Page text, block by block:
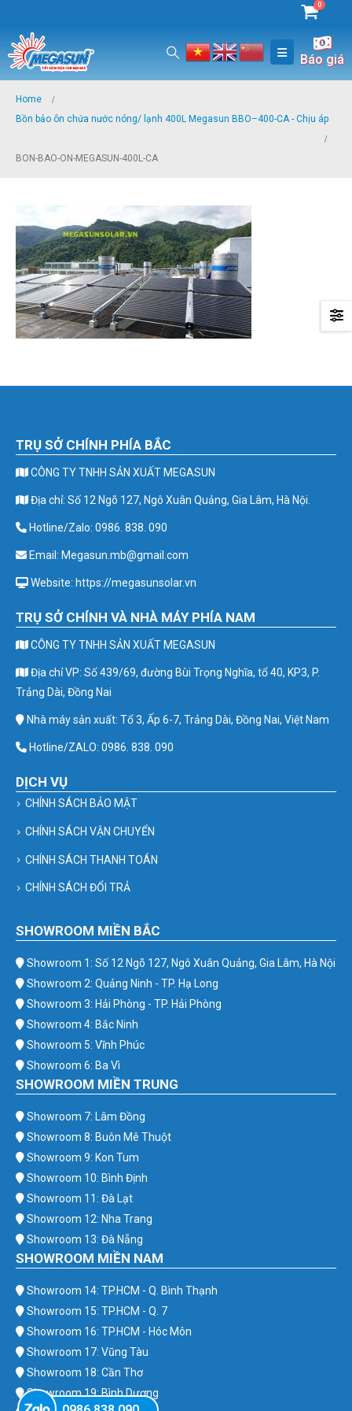
0
Báo giá
Home
Bồn bảo ôn chứa nước nóng/ lạnh 400L Megasun BBO–400-CA - Chịu áp
BON-BAO-ON-MEGASUN-400L-CA
TRỤ SỞ CHÍNH PHÍA BẮC
CÔNG TY TNHH SẢN XUẤT MEGASUN
Địa chỉ: Số 12 Ngõ 127, Ngô Xuân Quảng, Gia Lâm, Hà Nội.
Hotline/Zalo: 0986. 838. 090
Email: Megasun.mb@gmail.com
Website: https://megasunsolar.vn
TRỤ SỞ CHÍNH VÀ NHÀ MÁY PHÍA NAM
CÔNG TY TNHH SẢN XUẤT MEGASUN
Địa chỉ VP: Số 439/69, đường Bùi Trọng Nghĩa, tổ 40, KP3, P.
Trảng Dài, Đồng Nai
Nhà máy sản xuất: Tổ 3, Ấp 6-7, Trảng Dài, Đồng Nai, Việt Nam
Hotline/ZALO: 0986. 838. 090
DỊCH VỤ
CHÍNH SÁCH BẢO MẬT
CHÍNH SÁCH VẬN CHUYỂN
CHÍNH SÁCH THANH TOÁN
CHÍNH SÁCH ĐỔI TRẢ
SHOWROOM MIỀN BẮC
Showroom 1: Số 12 Ngõ 127, Ngô Xuân Quảng, Gia Lâm, Hà Nội
Showroom 2: Quảng Ninh - TP. Hạ Long
Showroom 3: Hải Phòng - TP. Hải Phòng
Showroom 4: Bắc Ninh
Showroom 5: Vĩnh Phúc
Showroom 6: Ba Vì
SHOWROOM MIỀN TRUNG
Showroom 7: Lâm Đồng
Showroom 8: Buôn Mê Thuột
Showroom 9: Kon Tum
Showroom 10: Bình Định
Showroom 11: Đà Lạt
Showroom 12: Nha Trang
Showroom 13: Đà Nẵng
SHOWROOM MIỀN NAM
Showroom 14: TP.HCM - Q. Bình Thạnh
Showroom 15: TP.HCM - Q. 7
Showroom 16: TP.HCM - Hóc Môn
Showroom 17: Vũng Tàu
Showroom 18: Cần Thơ
Showroom 19: Bình Dương